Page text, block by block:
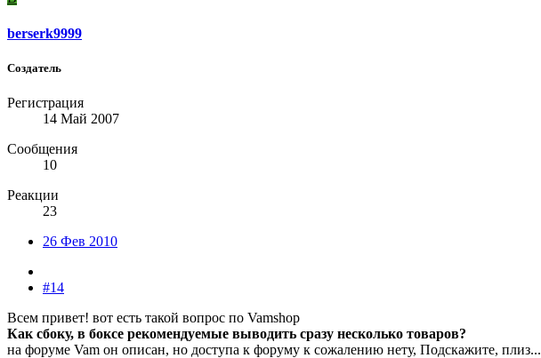
berserk9999
Создатель
Регистрация
14 Май 2007
Сообщения
10
Реакции
23
26 Фев 2010
#14
Всем привет! вот есть такой вопрос по Vamshop
Как сбоку, в боксе рекомендуемые выводить сразу несколько товаров?
на форуме Vam он описан, но доступа к форуму к сожалению нету, Подскажите, плиз...